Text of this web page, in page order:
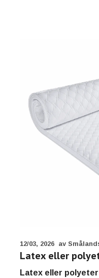
12/03, 2026 av
Latex eller
Latex eller